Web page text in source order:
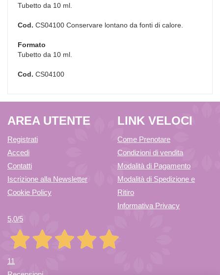
Tubetto da 10 ml.
Cod. CS04100 Conservare lontano da fonti di calore.
Formato
Tubetto da 10 ml.
Cod. CS04100
AREA UTENTE
Registrati
Accedi
Contatti
Iscrizione alla Newsletter
Cookie Policy
LINK VELOCI
Come Prenotare
Condizioni di vendita
Modalità di Pagamento
Modalità di Spedizione e
Ritiro
Informativa Privacy
5,0/5
11